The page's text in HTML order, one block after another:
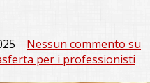
Nessun commento su
per i professionisti